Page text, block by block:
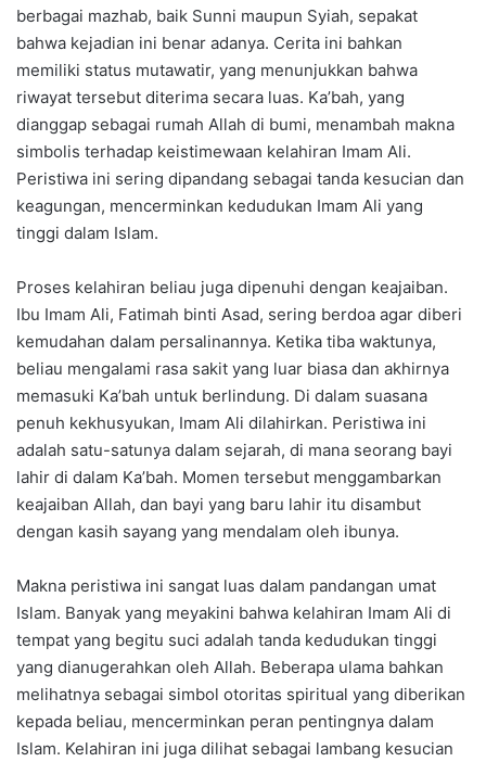
berbagai mazhab, baik Sunni maupun Syiah, sepakat
bahwa kejadian ini benar adanya. Cerita ini bahkan
memiliki status mutawatir, yang menunjukkan bahwa
riwayat tersebut diterima secara luas. Ka’bah, yang
dianggap sebagai rumah Allah di bumi, menambah makna
simbolis terhadap keistimewaan kelahiran Imam Ali.
Peristiwa ini sering dipandang sebagai tanda kesucian dan
keagungan, mencerminkan kedudukan Imam Ali yang
tinggi dalam Islam.
Proses kelahiran beliau juga dipenuhi dengan keajaiban.
Ibu Imam Ali, Fatimah binti Asad, sering berdoa agar diberi
kemudahan dalam persalinannya. Ketika tiba waktunya,
beliau mengalami rasa sakit yang luar biasa dan akhirnya
memasuki Ka’bah untuk berlindung. Di dalam suasana
penuh kekhusyukan, Imam Ali dilahirkan. Peristiwa ini
adalah satu-satunya dalam sejarah, di mana seorang bayi
lahir di dalam Ka’bah. Momen tersebut menggambarkan
keajaiban Allah, dan bayi yang baru lahir itu disambut
dengan kasih sayang yang mendalam oleh ibunya.
Makna peristiwa ini sangat luas dalam pandangan umat
Islam. Banyak yang meyakini bahwa kelahiran Imam Ali di
tempat yang begitu suci adalah tanda kedudukan tinggi
yang dianugerahkan oleh Allah. Beberapa ulama bahkan
melihatnya sebagai simbol otoritas spiritual yang diberikan
kepada beliau, mencerminkan peran pentingnya dalam
Islam. Kelahiran ini juga dilihat sebagai lambang kesucian